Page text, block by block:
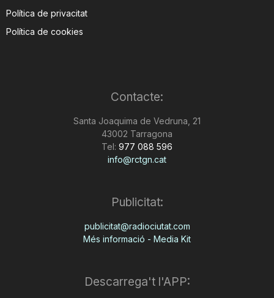
Política de privacitat
Política de cookies
Contacte:
Santa Joaquima de Vedruna, 21
43002 Tarragona
Tel: 977 088 596
info@rctgn.cat
Publicitat:
publicitat@radiociutat.com
Més informació - Media Kit
Descarrega't l'APP: